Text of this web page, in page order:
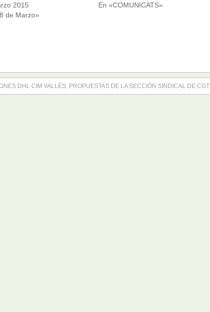
2015
de Marzo»
En «COMUNICATS»
DHL CIM VALLÉS, PROPUESTAS DE LA SECCIÓN SINDICAL DE CGT